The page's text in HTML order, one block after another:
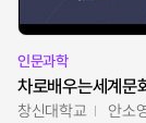
인문과학
차로배우는세계문
창신대학교 안소